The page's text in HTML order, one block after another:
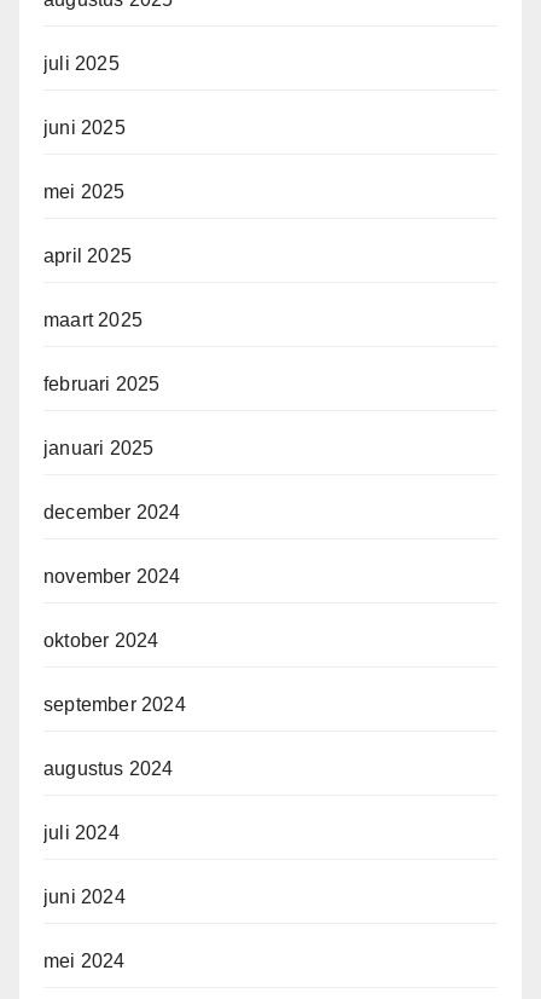
juli 2025
juni 2025
mei 2025
april 2025
maart 2025
februari 2025
januari 2025
december 2024
november 2024
oktober 2024
september 2024
augustus 2024
juli 2024
juni 2024
mei 2024